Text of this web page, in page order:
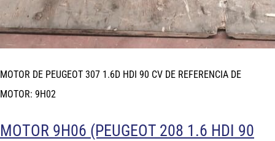
MOTOR DE PEUGEOT 307 1.6D HDI 90 CV DE REFERENCIA DE
MOTOR: 9H02
MOTOR 9H06 (PEUGEOT 208 1.6 HDI 90